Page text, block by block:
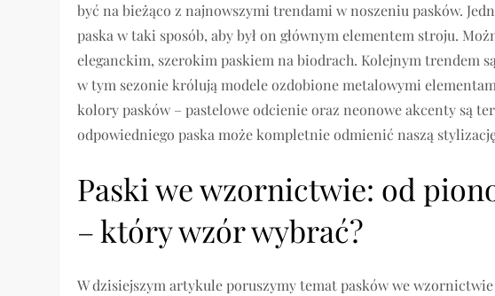
być na bieżąco z najnowszymi trendami w noszeniu pasków.
paska w taki sposób, aby był on głównym elementem stroju.
eleganckim, szerokim paskiem na biodrach. Kolejnym trendem
w tym sezonie królują modele ozdobione metalowymi
kolory pasków – pastelowe odcienie oraz neonowe akcenty są
odpowiedniego paska może kompletnie odmienić naszą
Paski we wzornictwie: od
– który wzór wybrać?
W dzisiejszym artykule poruszymy temat pasków we